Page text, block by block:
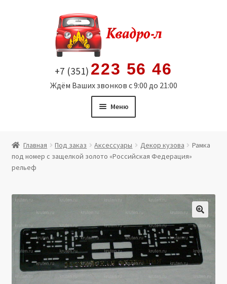
содержимому
+7 (351) 223 56 46
Ждём Ваших звонков с 9:00 до 21:00
Меню
Витрина
Политика в отношении обработки персональных
данных
Производители
Юридические данные
Главная Под заказ Аксессуары Декор кузова
Рамка
под номер с защелкой золото «Российская Федерация»
рельеф
🔍